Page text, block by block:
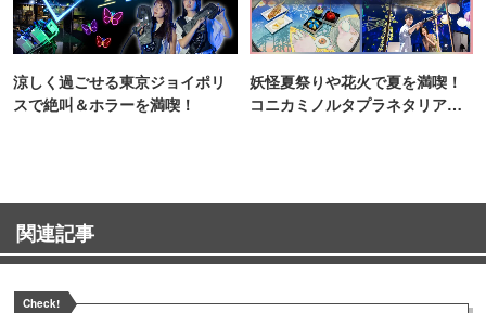
涼しく過ごせる東京ジョイポリ
スで絶叫＆ホラーを満喫！
妖怪夏祭りや花火で夏を満喫！
コニカミノルタプラネタリア
関連記事
Check!